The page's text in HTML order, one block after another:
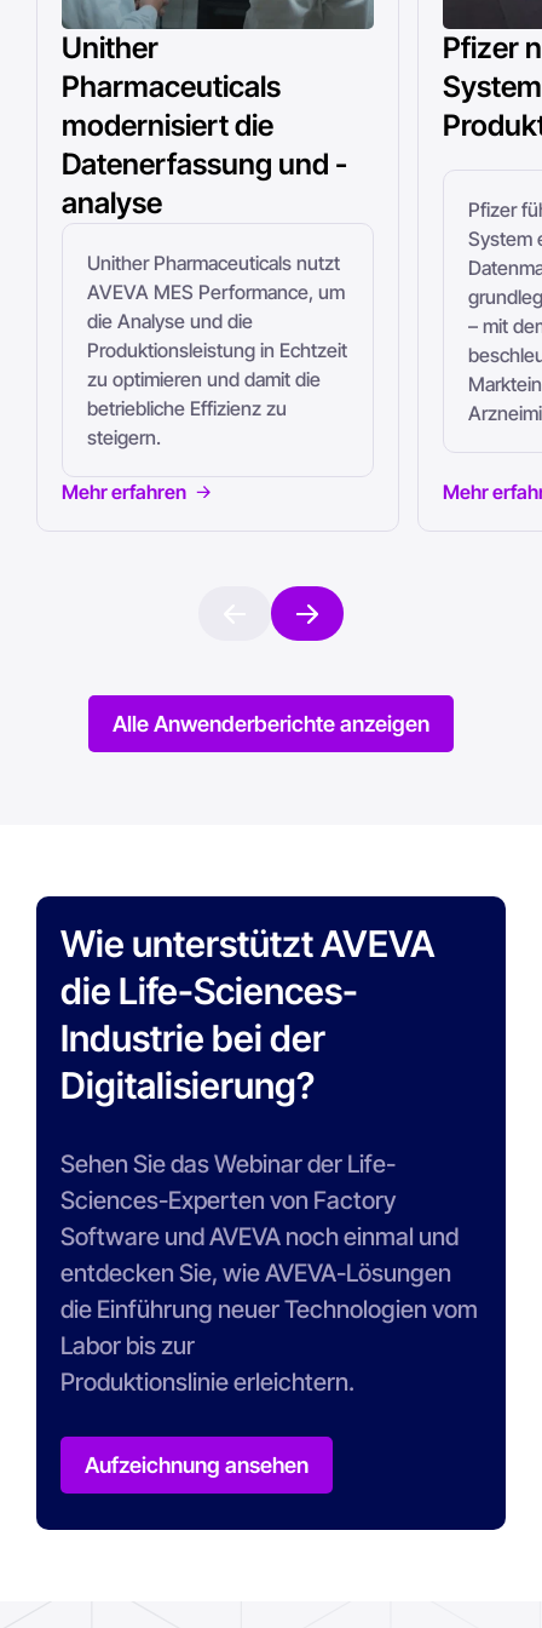
Unither
Pharmaceuticals
modernisiert die
Datenerfassung und -
analyse
Unither Pharmaceuticals nutzt
AVEVA MES Performance, um
die Analyse und die
Produktionsleistung in Echtzeit
zu optimieren und damit die
betriebliche Effizienz zu
steigern.
Mehr erfahren
Pfizer
Pfizer
System
– mit
Mehr
Alle Anwenderberichte anzeigen
Wie unterstützt AVEVA
die Life-Sciences-
Industrie bei der
Digitalisierung?
Sehen Sie das Webinar der Life-
Sciences-Experten von Factory
Software und AVEVA noch einmal und
entdecken Sie, wie AVEVA-Lösungen
die Einführung neuer Technologien vom
Labor bis zur
Produktionslinie erleichtern.
Aufzeichnung ansehen